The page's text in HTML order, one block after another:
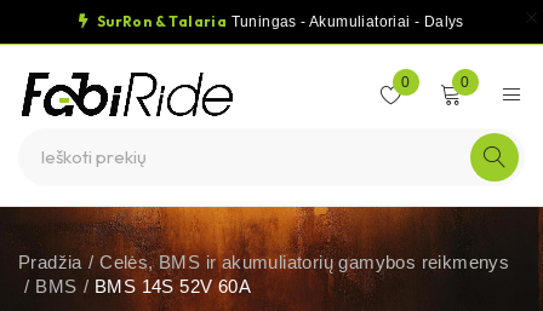
SurRon & Talaria Tuningas - Akumuliatoriai - Dalys
0 0
Pradžia / Celės, BMS ir akumuliatorių gamybos reikmenys
/ BMS / BMS 14S 52V 60A